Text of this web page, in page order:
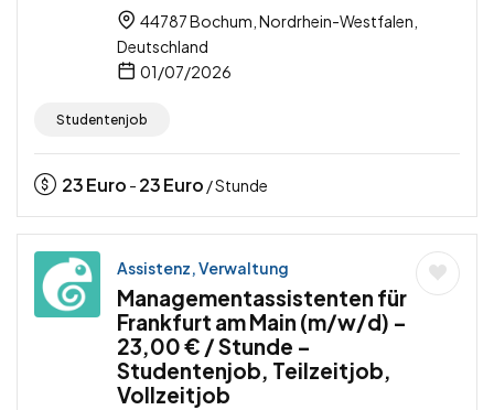
44787 Bochum, Nordrhein-Westfalen,
Deutschland
01/07/2026
Studentenjob
23Euro - 23Euro / Stunde
Assistenz, Verwaltung
Managementassistenten für
Frankfurt am Main (m/w/d) –
23,00 € / Stunde –
Studentenjob, Teilzeitjob,
Vollzeitjob